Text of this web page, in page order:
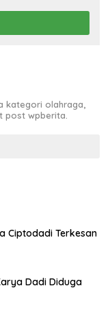
kategori olahraga,
post wpberita.
Ciptodadi Terkesan
Dadi Diduga